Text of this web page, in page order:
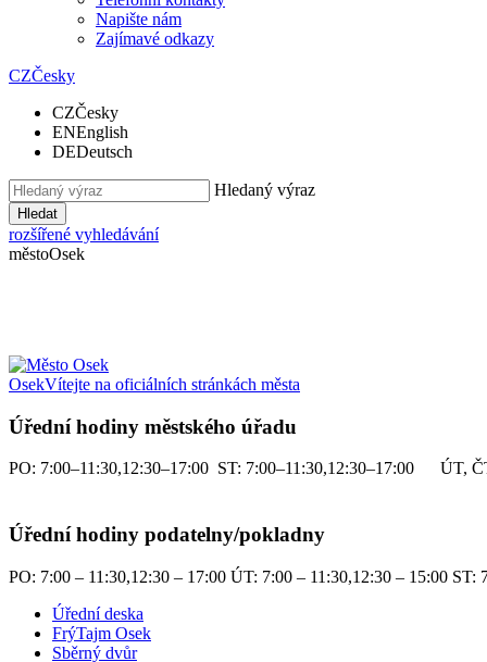
Napište nám
Zajímavé odkazy
CZČesky
CZČesky
ENEnglish
DEDeutsch
Hledaný výraz
Hledat
rozšířené vyhledávání
městoOsek
OsekVítejte na oficiálních stránkách města
Úřední hodiny městského úřadu
PO: 7:00–11:30,12:30–17:00 ST: 7:00–11:30,12:30–17:00 ÚT,
Úřední hodiny podatelny/pokladny
PO: 7:00 – 11:30,12:30 – 17:00 ÚT: 7:00 – 11:30,12:30 – 15:00
Úřední deska
FrýTajm Osek
Sběrný dvůr